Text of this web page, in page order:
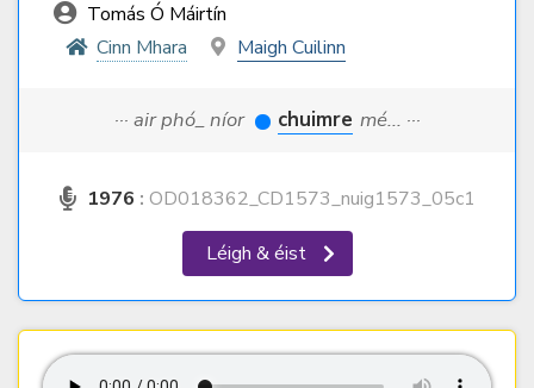
Tomás Ó Máirtín
Cinn Mhara
Maigh Cuilinn
··· air phó_ níor chuimre mé... ···
1976 : OD018362_CD1573_nuig1573_05c1
Léigh & éist